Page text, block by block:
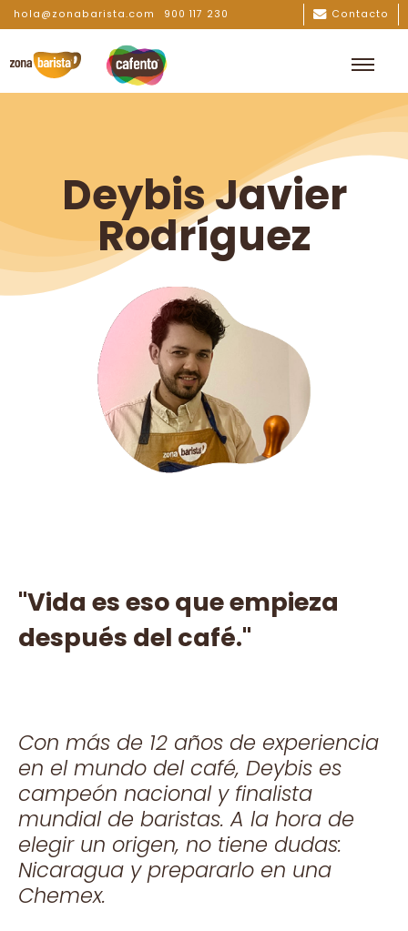
hola@zonabarista.com 900 117 230 Contacto
Deybis Javier
Rodríguez
"Vida es eso que empieza
después del café."
Con más de 12 años de experiencia
en el mundo del café, Deybis es
campeón nacional y finalista
mundial de baristas. A la hora de
elegir un origen, no tiene dudas:
Nicaragua y prepararlo en una
Chemex.